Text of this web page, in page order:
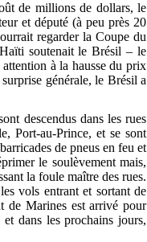
de millions de dollars, le
et député (à peu près 20
regarder la Coupe du
soutenait le Brésil – le
à la hausse du prix
générale, le Brésil a
descendus dans les rues
Port-au-Prince, et se sont
de pneus en feu et
le soulèvement mais,
la foule maître des rues.
vols entrant et sortant de
de Marines est arrivé pour
et dans les prochains jours,